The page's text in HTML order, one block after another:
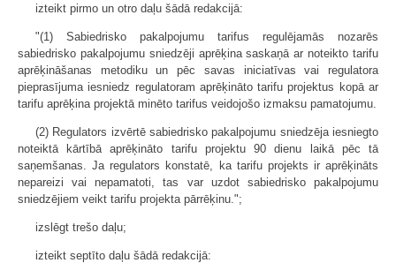
izteikt pirmo un otro daļu šādā redakcijā:
"(1) Sabiedrisko pakalpojumu tarifus regulējamās nozarēs
sabiedrisko pakalpojumu sniedzēji aprēķina saskaņā ar noteikto tarifu
aprēķināšanas metodiku un pēc savas iniciatīvas vai regulatora
pieprasījuma iesniedz regulatoram aprēķināto tarifu projektus kopā ar
tarifu aprēķina projektā minēto tarifus veidojošo izmaksu pamatojumu.
(2) Regulators izvērtē sabiedrisko pakalpojumu sniedzēja iesniegto
noteiktā kārtībā aprēķināto tarifu projektu 90 dienu laikā pēc tā
saņemšanas. Ja regulators konstatē, ka tarifu projekts ir aprēķināts
nepareizi vai nepamatoti, tas var uzdot sabiedrisko pakalpojumu
sniedzējiem veikt tarifu projekta pārrēķinu.";
izslēgt trešo daļu;
izteikt septīto daļu šādā redakcijā: